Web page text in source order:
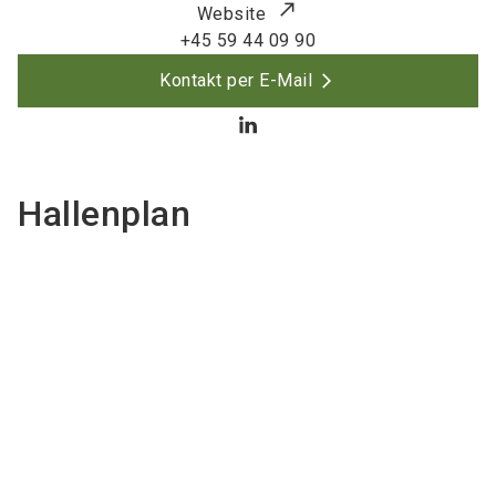
Website
+45 59 44 09 90
Kontakt per E-Mail
Hallenplan